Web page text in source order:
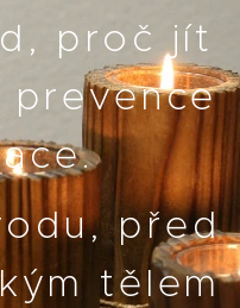
proč jít
prevence
před
tělem